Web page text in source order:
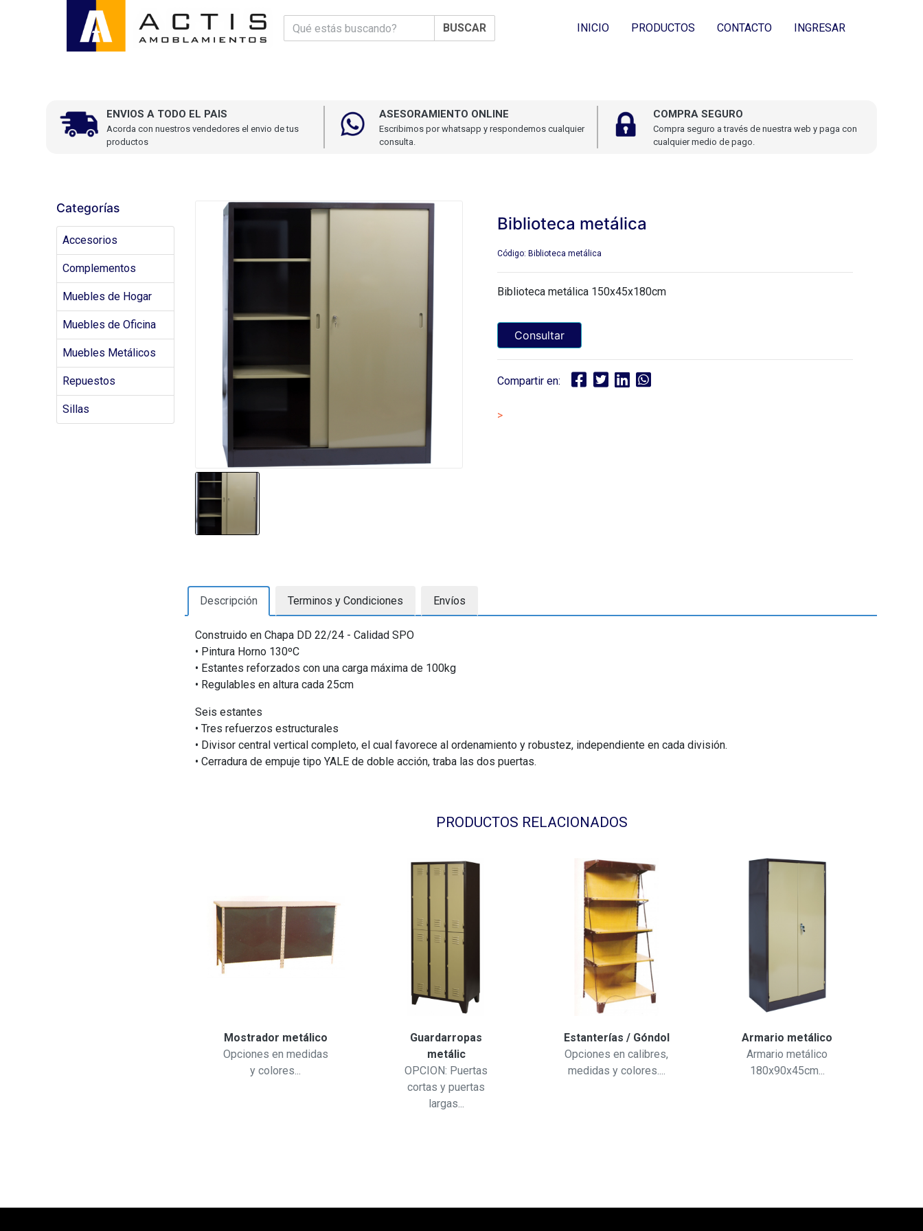
BUSCAR INICIO PRODUCTOS CONTACTO INGRESAR
ENVIOS A TODO EL PAIS
Acorda con nuestros vendedores el envio de tus
productos
ASESORAMIENTO ONLINE
Escribimos por whatsapp y respondemos cualquier
consulta.
COMPRA SEGURO
Compra seguro a través de nuestra web y paga con
cualquier medio de pago.
Categorías
Accesorios
Complementos
Muebles de Hogar
Muebles de Oficina
Muebles Metálicos
Repuestos
Sillas
Biblioteca metálica
Código: Biblioteca metálica
Biblioteca metálica 150x45x180cm
Consultar
Compartir en:
>
Descripción Terminos y Condiciones Envíos
Construido en Chapa DD 22/24 - Calidad SPO
• Pintura Horno 130ºC
• Estantes reforzados con una carga máxima de 100kg
• Regulables en altura cada 25cm
Seis estantes
• Tres refuerzos estructurales
• Divisor central vertical completo, el cual favorece al ordenamiento y robustez, independiente en cada división.
• Cerradura de empuje tipo YALE de doble acción, traba las dos puertas.
PRODUCTOS RELACIONADOS
Mostrador metálico
Opciones en medidas
y colores...
Guardarropas
metálic
OPCION: Puertas
cortas y puertas
largas...
Estanterías / Góndol
Opciones en calibres,
medidas y colores....
Armario metálico
Armario metálico
180x90x45cm...